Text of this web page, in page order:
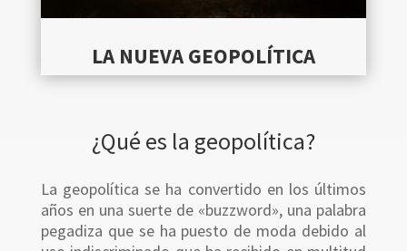
LA NUEVA GEOPOLÍTICA
¿Qué es la geopolítica?
La geopolítica se ha convertido en los últimos
años en una suerte de «buzzword», una palabra
pegadiza que se ha puesto de moda debido al